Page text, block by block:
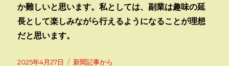
か難しいと思います。私としては、副業は趣味の延
長として楽しみながら行えるようになることが理想
だと思います。
投
2025年4月27日 カ
新聞記事から